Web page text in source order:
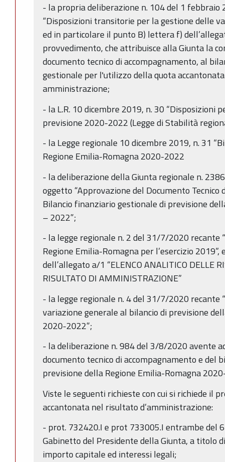
- la propria deliberazione n. 104 del 1 febbraio
“Disposizioni transitorie per la gestione delle
ed in particolare il punto B) lettera f)
provvedimento, che attribuisce alla Giunta la
documento tecnico di accompagnamento, al
gestionale per l'utilizzo della quota
amministrazione;
- la L.R. 10 dicembre 2019, n. 30 “Disposizioni
previsione 2020-2022 (Legge di Stabilità
- la Legge regionale 10 dicembre 2019, n. 31
Regione Emilia-Romagna 2020-2022
- la deliberazione della Giunta regionale n.
oggetto “Approvazione del Documento Tecnico
Bilancio finanziario gestionale di previsione
– 2022”;
- la legge regionale n. 2 del 31/7/2020 recante
Regione Emilia-Romagna per l’esercizio
dell’allegato a/1 “ELENCO ANALITICO DELLE
RISULTATO DI AMMINISTRAZIONE”
- la legge regionale n. 4 del 31/7/2020 recante
variazione generale al bilancio di previsione
2020-2022”;
- la deliberazione n. 984 del 3/8/2020 avente
documento tecnico di accompagnamento e del
previsione della Regione Emilia-Romagna
Viste le seguenti richieste con cui si richiede il
accantonata nel risultato d’amministrazione:
- prot. 732420.I e prot 733005.I entrambe del
Gabinetto del Presidente della Giunta, a titolo
importo capitale ed interessi legali;